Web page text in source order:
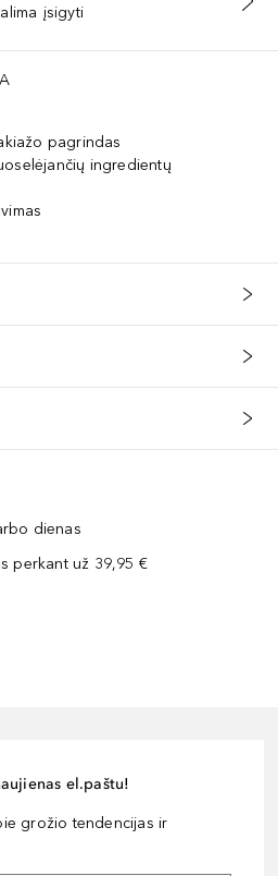
Į KREPŠELĮ
įsigyti
pagrindas
ingredientų
dienas
perkant už 39,95 €
el.paštu!
grožio tendencijas ir